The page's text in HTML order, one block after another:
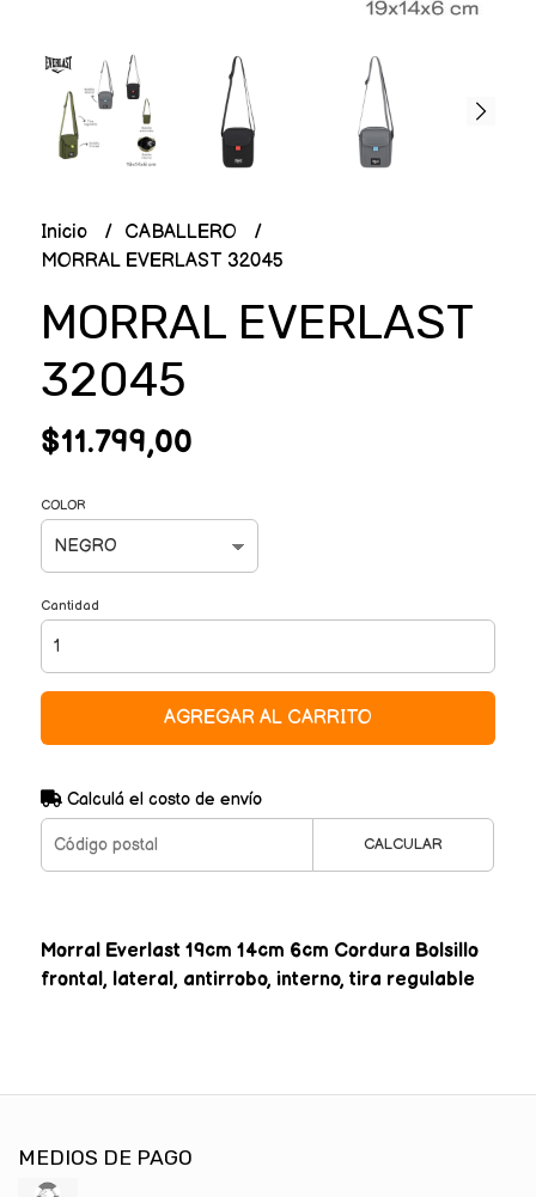
Inicio
CABALLERO
MORRAL EVERLAST 32045
MORRAL EVERLAST
32045
$11.799,00
COLOR
Cantidad
AGREGAR AL CARRITO
Calculá el costo de envío
CALCULAR
Morral Everlast 19cm 14cm 6cm Cordura Bolsillo
frontal, lateral, antirrobo, interno, tira regulable
MEDIOS DE PAGO